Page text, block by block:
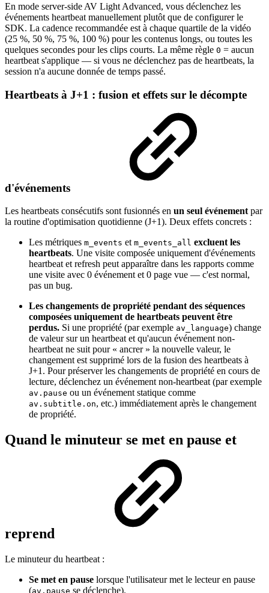
En mode server-side AV Light Advanced, vous déclenchez les
événements heartbeat manuellement plutôt que de configurer le
SDK. La cadence recommandée est à chaque quartile de la vidéo
(25 %, 50 %, 75 %, 100 %) pour les contenus longs, ou toutes les
quelques secondes pour les clips courts. La même règle 0 = aucun
heartbeat s'applique — si vous ne déclenchez pas de heartbeats, la
session n'a aucune donnée de temps passé.
Heartbeats à J+1 : fusion et effets sur le décompte
d'événements
Les heartbeats consécutifs sont fusionnés en un seul événement par
la routine d'optimisation quotidienne (J+1). Deux effets concrets :
Les métriques m_events et m_events_all excluent les
heartbeats. Une visite composée uniquement d'événements
heartbeat et refresh peut apparaître dans les rapports comme
une visite avec 0 événement et 0 page vue — c'est normal,
pas un bug.
Les changements de propriété pendant des séquences
composées uniquement de heartbeats peuvent être
perdus. Si une propriété (par exemple av_language) change
de valeur sur un heartbeat et qu'aucun événement non-
heartbeat ne suit pour « ancrer » la nouvelle valeur, le
changement est supprimé lors de la fusion des heartbeats à
J+1. Pour préserver les changements de propriété en cours de
lecture, déclenchez un événement non-heartbeat (par exemple
av.pause ou un événement statique comme
av.subtitle.on, etc.) immédiatement après le changement
de propriété.
Quand le minuteur se met en pause et
reprend
Le minuteur du heartbeat :
Se met en pause lorsque l'utilisateur met le lecteur en pause
(av.pause se déclenche).